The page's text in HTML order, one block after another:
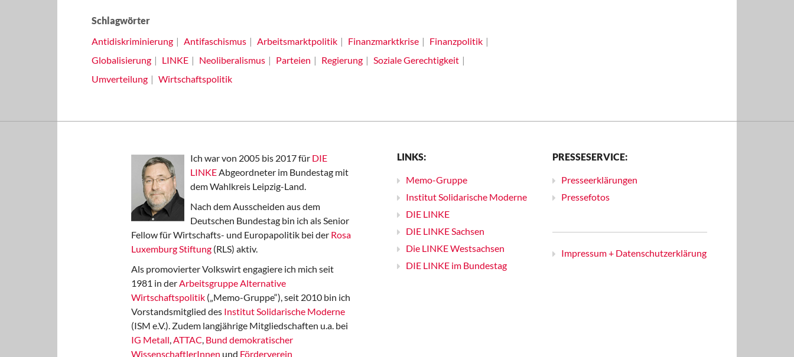
Schlagwörter
Antidiskriminierung
Antifaschismus Arbeitsmarktpolitik Finanzmarktkrise
Finanzpolitik
Globalisierung
LINKE Neoliberalismus Parteien Regierung
Soziale Gerechtigkeit
Umverteilung
Wirtschaftspolitik
Ich war von 2005 bis 2017 für DIE
LINKEAbgeordneter im Bundestag mit
dem Wahlkreis Leipzig-Land.
Nach dem Ausscheiden aus dem
Deutschen Bundestag bin ich als Senior
Fellow für Wirtschafts- und Europapolitik bei der Rosa
Luxemburg Stiftung (RLS) aktiv.
Als promovierter Volkswirt engagiere ich mich seit
1981 in derArbeitsgruppe Alternative
Wirtschaftspolitik („Memo-Gruppe“), seit 2010 bin ich
Vorstandsmitglied des Institut Solidarische Moderne
(ISM e.V.). Zudem langjährige Mitgliedschaften u.a. bei
IG Metall,ATTAC, Bund demokratischer
WissenschaftlerInnen und Förderverein
LINKS:
Memo-Gruppe
Institut Solidarische Moderne
DIE LINKE
DIE LINKE Sachsen
Die LINKE Westsachsen
DIE LINKE im Bundestag
PRESSESERVICE:
Presseerklärungen
Pressefotos
Impressum + Datenschutzerklärung